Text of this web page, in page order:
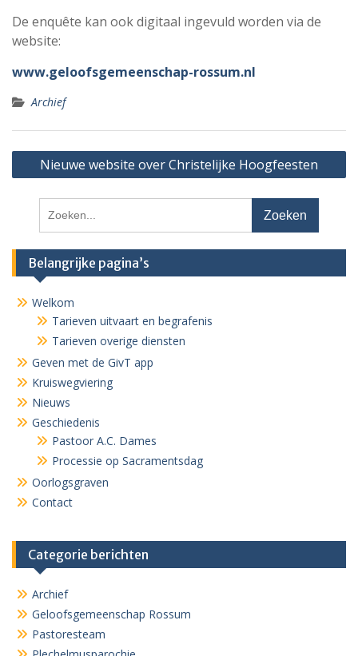
De enquête kan ook digitaal ingevuld worden via de
website:
www.geloofsgemeenschap-rossum.nl
Archief
Bericht
navigatie
Nieuwe website over Christelijke Hoogfeesten
naar:
Belangrijke pagina’s
Welkom
Tarieven uitvaart en begrafenis
Tarieven overige diensten
Geven met de GivT app
Kruiswegviering
Nieuws
Geschiedenis
Pastoor A.C. Dames
Processie op Sacramentsdag
Oorlogsgraven
Contact
Categorie berichten
Archief
Geloofsgemeenschap Rossum
Pastoresteam